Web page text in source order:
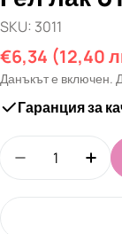
SKU: 3011
Промо
цена
€6,34 (12,40
Редовна
цена
Данъкът е включен.
Гаранция за
Намали